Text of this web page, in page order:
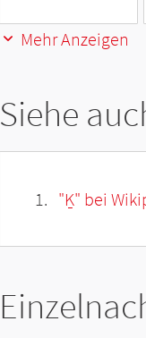
Mehr Anzeigen
Siehe
"Ḵ" bei